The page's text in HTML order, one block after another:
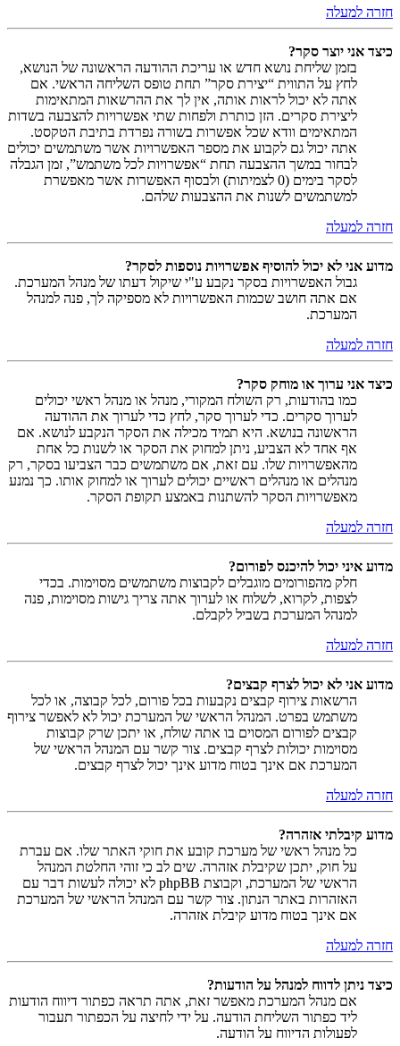
חזרה למעלה
כיצד אני יוצר סקר?
בזמן שליחת נושא חדש או עריכת ההודעה הראשונה של הנושא,
לחץ על התווית “יצירת סקר” תחת טופס השליחה הראשי. אם
אתה לא יכול לראות אותה, אין לך את ההרשאות המתאימות
ליצירת סקרים. הזן כותרת ולפחות שתי אפשרויות להצבעה בשדות
המתאימים וודא שכל אפשרות בשורה נפרדת בתיבת הטקסט.
אתה יכול גם לקבוע את מספר האפשרויות אשר משתמשים יכולים
לבחור במשך ההצבעה תחת “אפשרויות לכל משתמש”, זמן הגבלה
לסקר בימים (0 לצמיתות) ולבסוף האפשרות אשר מאפשרת
למשתמשים לשנות את ההצבעות שלהם.
חזרה למעלה
מדוע אני לא יכול להוסיף אפשרויות נוספות לסקר?
גבול האפשרויות בסקר נקבע ע"י שיקול דעתו של מנהל המערכת.
אם אתה חושב שכמות האפשרויות לא מספיקה לך, פנה למנהל
המערכת.
חזרה למעלה
כיצד אני ערוך או מוחק סקר?
כמו בהודעות, רק השולח המקורי, מנהל או מנהל ראשי יכולים
לערוך סקרים. כדי לערוך סקר, לחץ כדי לערוך את ההודעה
הראשונה בנושא. היא תמיד מכילה את הסקר הנקבע לנושא. אם
אף אחד לא הצביע, ניתן למחוק את הסקר או לשנות כל אחת
מהאפשרויות שלו. עם זאת, אם משתמשים כבר הצביעו בסקר, רק
מנהלים או מנהלים ראשיים יכולים לערוך או למחוק אותו. כך נמנע
מאפשרויות הסקר להשתנות באמצע תקופת הסקר.
חזרה למעלה
מדוע איני יכול להיכנס לפורום?
חלק מהפורומים מוגבלים לקבוצות משתמשים מסוימות. בכדי
לצפות, לקרוא, לשלוח או לערוך אתה צריך גישות מסוימות, פנה
למנהל המערכת בשביל לקבלם.
חזרה למעלה
מדוע אני לא יכול לצרף קבצים?
הרשאות צירוף קבצים נקבעות בכל פורום, לכל קבוצה, או לכל
משתמש בפרט. המנהל הראשי של המערכת יכול לא לאפשר צירוף
קבצים לפורום המסוים בו אתה שולח, או יתכן שרק קבוצות
מסוימות יכולות לצרף קבצים. צור קשר עם המנהל הראשי של
המערכת אם אינך בטוח מדוע אינך יכול לצרף קבצים.
חזרה למעלה
מדוע קיבלתי אזהרה?
כל מנהל ראשי של מערכת קובע את חוקי האתר שלו. אם עברת
על חוק, יתכן שקיבלת אזהרה. שים לב כי זוהי החלטת המנהל
הראשי של המערכת, וקבוצת phpBB לא יכולה לעשות דבר עם
האזהרות באתר הנתון. צור קשר עם המנהל הראשי של המערכת
אם אינך בטוח מדוע קיבלת אזהרה.
חזרה למעלה
כיצד ניתן לדווח למנהל על הודעות?
אם מנהל המערכת מאפשר זאת, אתה תראה כפתור דיווח הודעות
ליד כפתור השליחת הודעה. על ידי לחיצה על הכפתור תעבור
לפעולות הדיווח על הודעה.